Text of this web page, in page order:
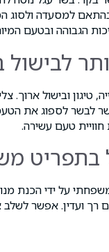
למסעדה ולסוג
הגבוהה ובטעם
טיגון ובישול
לבשר לספוג את
טעם עשירה.
בתפריט
על ידי הכנת
ועדין. אפשר